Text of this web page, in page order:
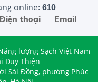
online: 610
Email
thoại
lượng Sạch Việt Nam
Duy Thiện
Sài Đồng, phường Phúc